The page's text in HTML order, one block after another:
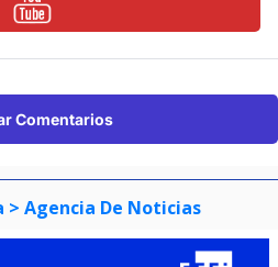
Comentarios
> Agencia De Noticias